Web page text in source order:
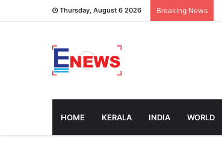
Thursday, August 6 2026 Breaking News
HOME KERALA INDIA WORLD